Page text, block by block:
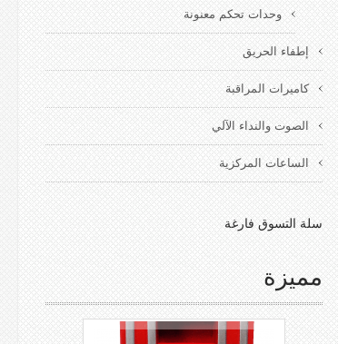
وحدات تحكم معنونة
إطفاء الحريق
كاميرات المراقبة
الصوت والنداء الآلي
الساعات المركزية
سلة التسوق فارغة
مميزة